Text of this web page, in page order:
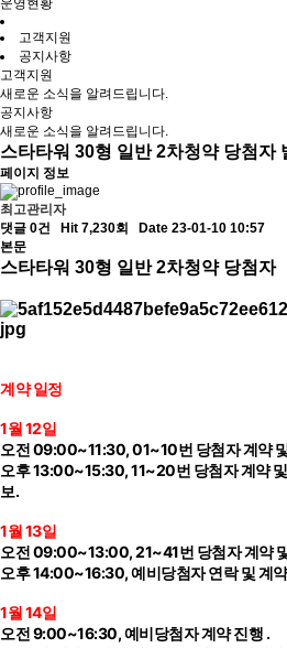
운영현황
고객지원
공지사항
고객지원
새로운 소식을 알려드립니다.
공지사항
새로운 소식을 알려드립니다.
스타타워 30형 일반 2차청약 당첨자
페이지 정보
최고관리자
댓글 0건
Hit 7,230회
Date 23-01-10 10:57
본문
스타타워 30형 일반2차청약 당첨자
계약 일정
1월 12일
오전 09:00~11:30, 01~10번 당첨자 계약
오후 13:00~15:30, 11~20번 당첨자계약
보.
1월 13일
오전 09:00~13:00, 21~41번 당첨자계약
오후 14:00~16:30, 예비당첨자 연락 및 계
1월 14일
오전 9:00~16:30, 예비당첨자 계약 진행 .